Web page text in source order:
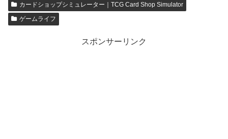
カードショップシミュレーター｜TCG Card Shop Simulator
ゲームライフ
スポンサーリンク